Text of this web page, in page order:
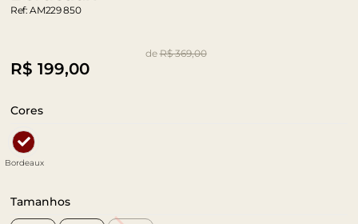
Ref: AM229 850
deR$ 369,00
R$ 199,00
Cores
Bordeaux
Tamanhos